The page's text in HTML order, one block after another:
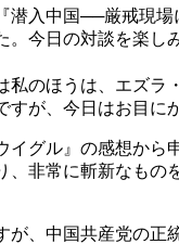
入中国──厳戒現
今日の対談を楽し
のほうは、エズラ
が、今日はお目に
イグル』の感想か
、非常に斬新なも
が、中国共産党の